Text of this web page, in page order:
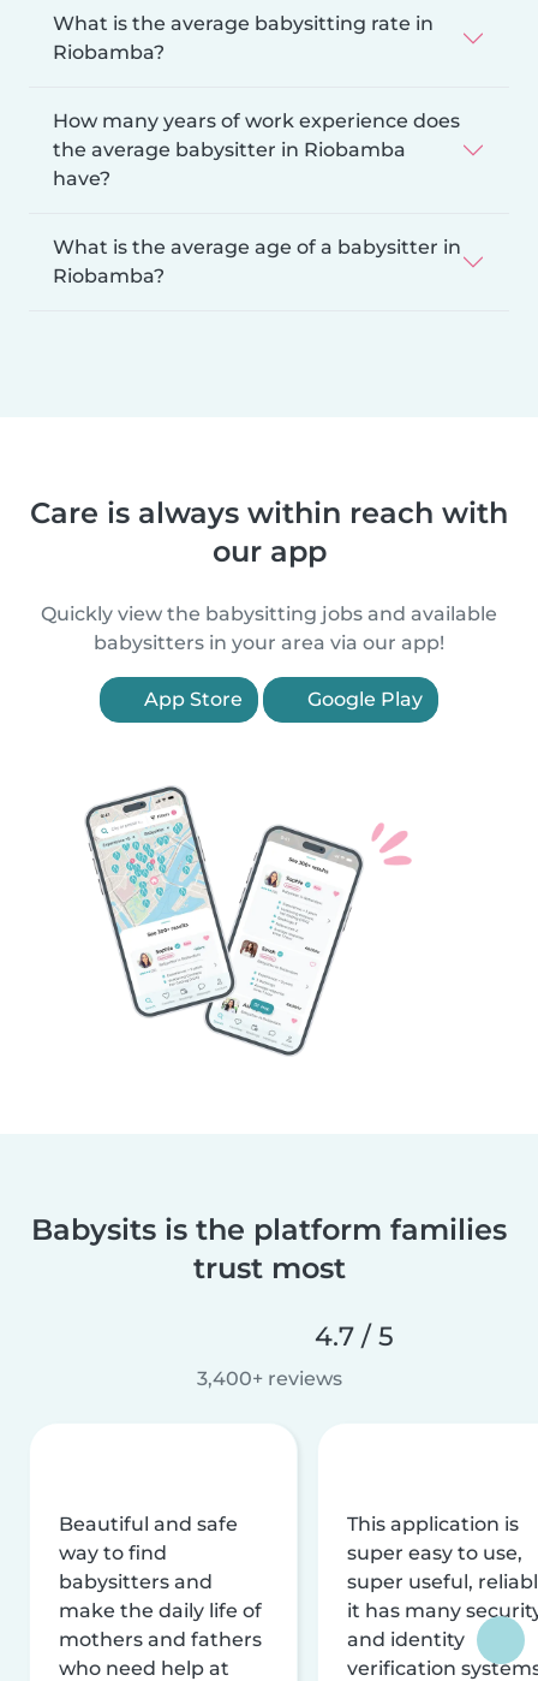
What is the average babysitting rate in
Riobamba?
How many years of work experience does
the average babysitter in Riobamba
have?
What is the average age of a babysitter in
Riobamba?
Care is always within reach with
our app
Quickly view the babysitting jobs and available
babysitters in your area via our app!
App Store Google Play
Babysits is the platform families
trust most
4.7 / 5
3,400+ reviews
Beautiful and safe
way to find
babysitters and
make the daily life of
mothers and fathers
who need help at
This application is
super easy to use,
super useful,
it has many
and identity
verification